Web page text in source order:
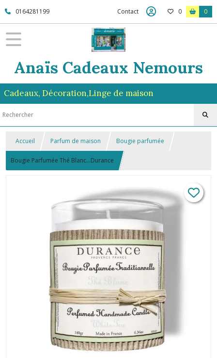
0164281199 Contact 0 0
Anaïs Cadeaux Nemours
Cadeaux, Décoration,Linge de maison
Accueil Parfum de maison Bougie parfumée
Bougie Parfumée Thé Blanc...Durance